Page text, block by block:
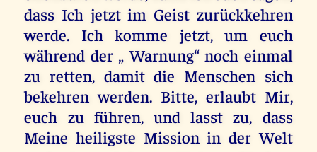
dass Ich jetzt im Geist zurückkehren
werde. Ich komme jetzt, um euch
während der „ Warnung“ noch einmal
zu retten, damit die Menschen sich
bekehren werden. Bitte, erlaubt Mir,
euch zu führen, und lasst zu, dass
Meine heiligste Mission in der Welt